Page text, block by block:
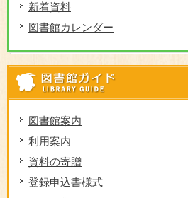
新着資料
図書館カレンダー
図書館案内
利用案内
資料の寄贈
登録申込書様式